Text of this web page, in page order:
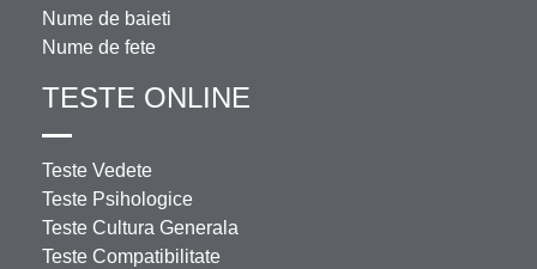
Nume de baieti
Nume de fete
TESTE ONLINE
Teste Vedete
Teste Psihologice
Teste Cultura Generala
Teste Compatibilitate